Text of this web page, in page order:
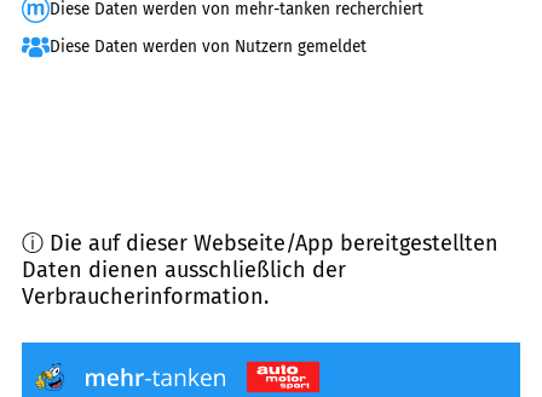
Diese Daten werden von mehr-tanken recherchiert
Diese Daten werden von Nutzern gemeldet
ⓘ Die auf dieser Webseite/App bereitgestellten
Daten dienen ausschließlich der
Verbraucherinformation.